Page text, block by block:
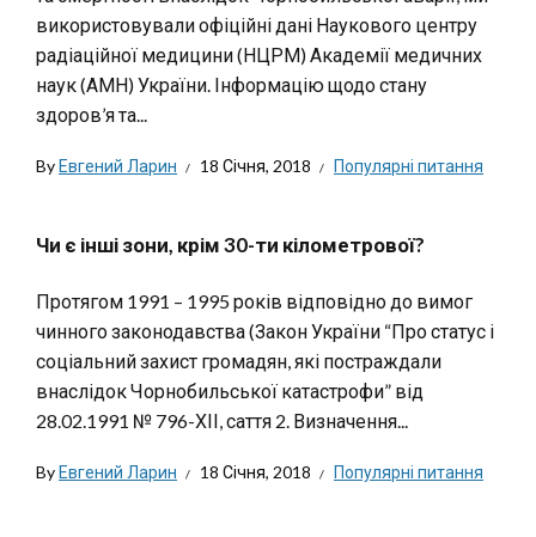
використовували офіційні дані Наукового центру
радіаційної медицини (НЦРМ) Академії медичних
наук (АМН) України. Інформацію щодо стану
здоров’я та...
ByЕвгений Ларин 18 Січня, 2018 Популярні питання
Чи є інші зони, крім 30-ти кілометрової?
Протягом 1991 – 1995 років відповідно до вимог
чинного законодавства (Закон України “Про статус і
соціальний захист громадян, які постраждали
внаслідок Чорнобильської катастрофи” від
28.02.1991 № 796-ХІІ, саття 2. Визначення...
ByЕвгений Ларин 18 Січня, 2018 Популярні питання